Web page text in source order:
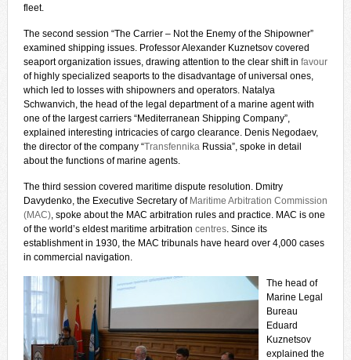
fleet.
The second session “The Carrier – Not the Enemy of the Shipowner”
examined shipping issues. Professor Alexander Kuznetsov covered
seaport organization issues, drawing attention to the clear shift in favour
of highly specialized seaports to the disadvantage of universal ones,
which led to losses with shipowners and operators. Natalya
Schwanvich, the head of the legal department of a marine agent with
one of the largest carriers “Mediterranean Shipping Company”,
explained interesting intricacies of cargo clearance. Denis Negodaev,
the director of the company “TransfennikaRussia”, spoke in detail
about the functions of marine agents.
The third session covered maritime dispute resolution. Dmitry
Davydenko, the Executive Secretary ofMaritime Arbitration Commission
(MAC), spoke about the MAC arbitration rules and practice. MAC is one
of the world’s eldest maritime arbitration centres. Since its
establishment in 1930, the MAC tribunals have heard over 4,000 cases
in commercial navigation.
The head of
Marine Legal
Bureau
Eduard
Kuznetsov
explained the